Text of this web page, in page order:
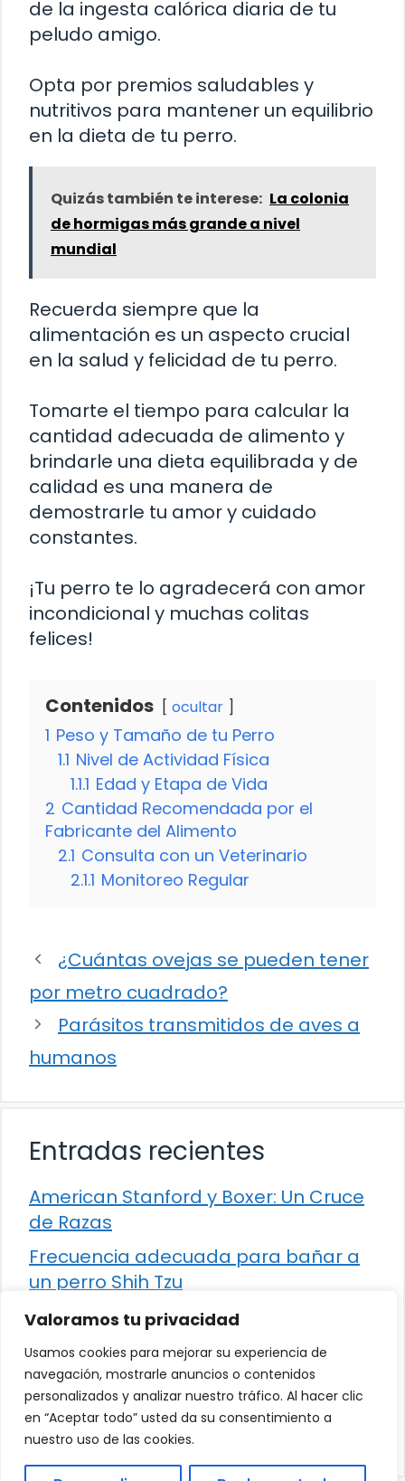
Valoramos tu privacidad
Usamos cookies para mejorar su experiencia de
navegación, mostrarle anuncios o contenidos
personalizados y analizar nuestro tráfico. Al hacer clic
en “Aceptar todo” usted da su consentimiento a
nuestro uso de las cookies.
de la ingesta calórica diaria de tu
peludo amigo.
Opta por premios saludables y
nutritivos para mantener un equilibrio
en la dieta de tu perro.
Quizás también te interese: La colonia
de hormigas más grande a nivel
mundial
Recuerda siempre que la
alimentación es un aspecto crucial
en la salud y felicidad de tu perro.
Tomarte el tiempo para calcular la
cantidad adecuada de alimento y
brindarle una dieta equilibrada y de
calidad es una manera de
demostrarle tu amor y cuidado
constantes.
¡Tu perro te lo agradecerá con amor
incondicional y muchas colitas
felices!
Contenidos ocultar
1 Peso y Tamaño de tu Perro
1.1 Nivel de Actividad Física
1.1.1 Edad y Etapa de Vida
2 Cantidad Recomendada por el
Fabricante del Alimento
2.1 Consulta con un Veterinario
2.1.1 Monitoreo Regular
¿Cuántas ovejas se pueden tener
por metro cuadrado?
Parásitos transmitidos de aves a
humanos
Entradas recientes
American Stanford y Boxer: Un Cruce
de Razas
Frecuencia adecuada para bañar a
un perro Shih Tzu
Comparación entre Apache Storm y
Spark Streaming
Cómo detener la diarrea en un gato
¿Los frutos rojos son seguros para
que los perros los consuman?